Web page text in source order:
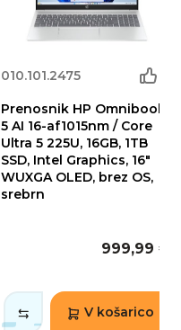
010.101.2475
Prenosnik HP Omnibook
5 AI 16-af1015nm / Core
Ultra 5 225U, 16GB, 1TB
SSD, Intel Graphics, 16"
WUXGA OLED, brez OS,
srebrn
999,99 €
V košarico